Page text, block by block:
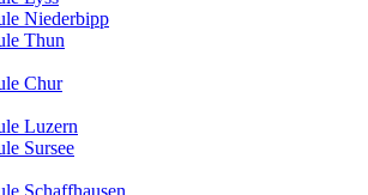
Niederbipp
Thun
Chur
Luzern
Sursee
Schaffhausen